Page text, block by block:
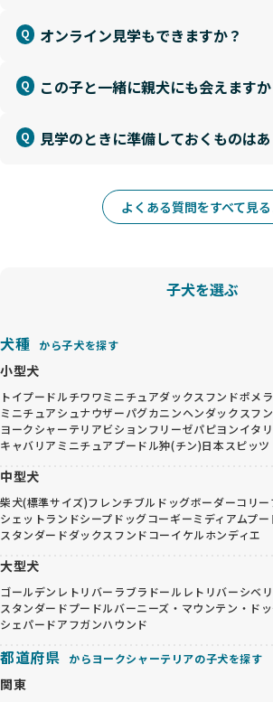
オンライン見学もできますか？
この子と一緒に親犬にも会えますか
見学のときに準備しておくものは
よくある質問をすべて見る
子犬を選ぶ
犬種 から子犬を探す
小型犬
トイプードルチワワミニチュアダックスフンドポメ
ミニチュアシュナウザーパグカニンヘンダックスフ
ヨークシャーテリアビションフリーゼパピヨンイタ
キャバリア ミニチュアプードル狆(チン)日本スピッツ
中型犬
柴犬(標準サイズ)フレンチブルドッグボーダーコリー
シェットランドシープドッグコーギーミディアムプー
スタンダードダックスフンドコーイケルホンディエ
大型犬
ゴールデンレトリバー ラブラドールレトリバーシベ
スタンダードプードルバーニーズ・マウンテン・ド
シェパードアフガンハウンド
都道府県 からヨークシャーテリアの子犬を探す
関東